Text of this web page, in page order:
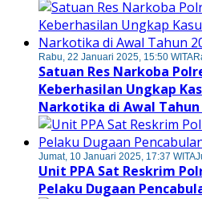
Rabu, 22 Januari 2025, 15:50 WITA
Satuan Res Narkoba
Keberhasilan Ungkap
Narkotika di Awal Tahun
Jumat, 10 Januari 2025, 17:37 WITA
Unit PPA Sat Reskrim
Pelaku Dugaan